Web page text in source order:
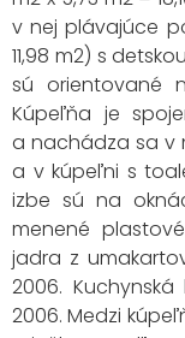
v nej plávajúce
11,98 m2) s
sú orientované
Kúpeľňa je
a nachádza sa v
a v kúpeľni s
izbe sú na
menené
jadra z
2006.
2006. Medzi